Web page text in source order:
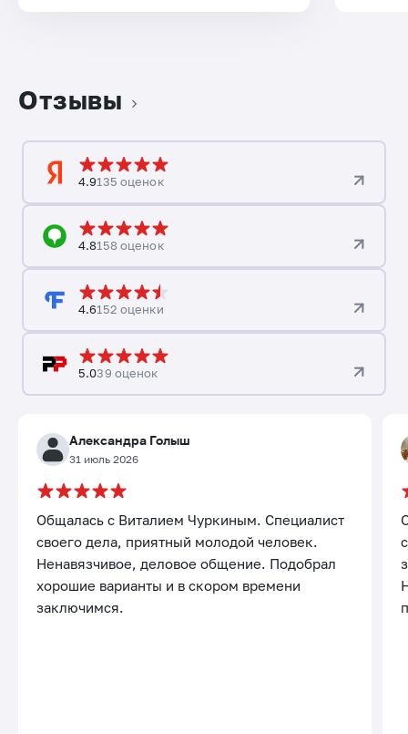
Отзывы
4.9135 оценок
4.8158 оценок
4.6152 оценки
5.039 оценок
Александра Голыш
31 июль 2026
Общалась с Виталием Чуркиным. Специалист
своего дела, приятный молодой человек.
Ненавязчивое, деловое общение. Подобрал
хорошие варианты и в скором времени
заключимся.